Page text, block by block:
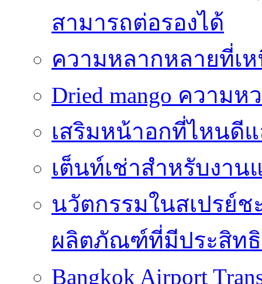
สามารถต่อรองได้
ความหลากหลายที่เ
Dried mango ความ
เสริมหน้าอกที่ไหนดี
เต็นท์เช่าสำหรับงาน
นวัตกรรมในสเปรย์
ผลิตภัณฑ์ที่มีประสิท
Bangkok Airport